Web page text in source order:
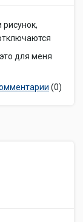
рисунок,
для меня
(0)